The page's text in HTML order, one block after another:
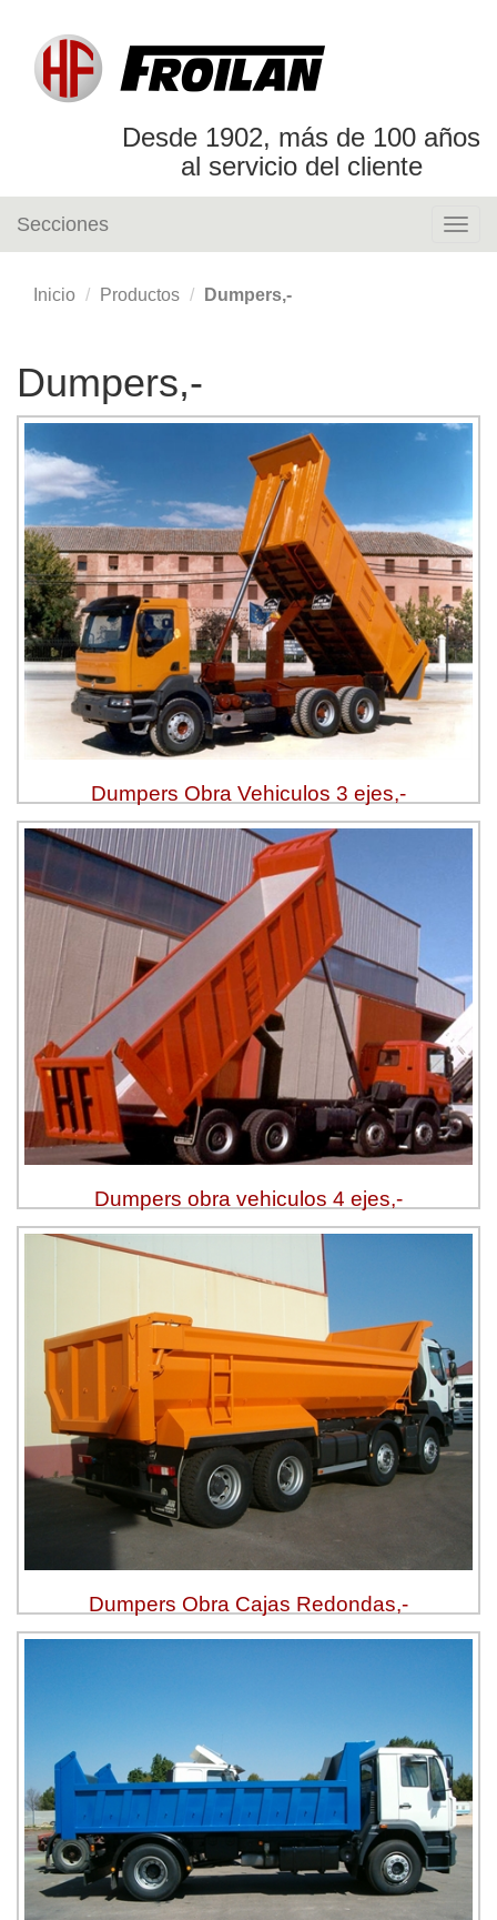
Desde 1902, más de 100 años
al servicio del cliente
Secciones
Inicio Productos Dumpers,-
Dumpers,-
Dumpers Obra Vehiculos 3 ejes,-
Ver más » Solicitar Presupuesto
Dumpers obra vehiculos 4 ejes,-
Solicitar Presupuesto
Dumpers Obra Cajas Redondas,-